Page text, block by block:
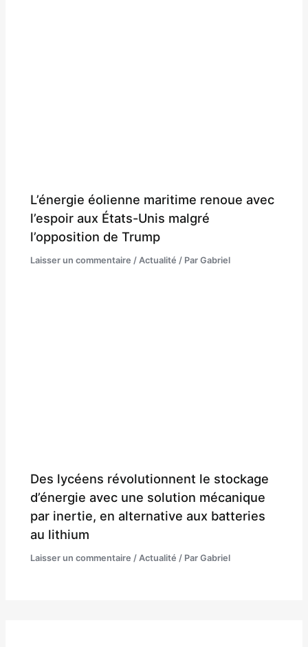
L’énergie éolienne maritime renoue avec
l’espoir aux États-Unis malgré
l’opposition de Trump
Laisser un commentaire / Actualité / ParGabriel
Des lycéens révolutionnent le stockage
d’énergie avec une solution mécanique
par inertie, en alternative aux batteries
au lithium
Laisser un commentaire / Actualité / ParGabriel